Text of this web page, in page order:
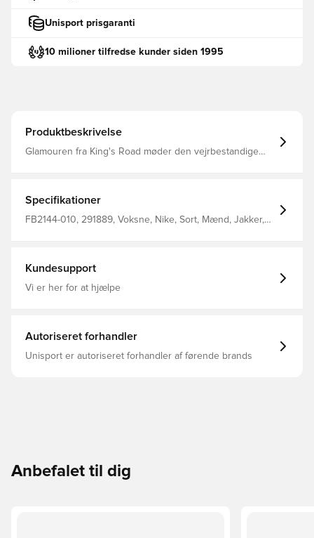
Unisport prisgaranti
10 milioner tilfredse kunder siden 1995
Produktbeskrivelse
Glamouren fra King's Road møder den vejrbestandige
modstår vind og vand, så du kan holde dig godt tilpas
under barske vejrforhold Lynlåslommen på brystet
passer godt på dine vigtigste ting Knaplukning foran
Specifikationer
FB2144-010, 291889, Voksne, Nike, Sort, Mænd, Jakker,
Kundesupport
Vi er her for at hjælpe
Autoriseret forhandler
Unisport er autoriseret forhandler af førende brands
Anbefalet til dig